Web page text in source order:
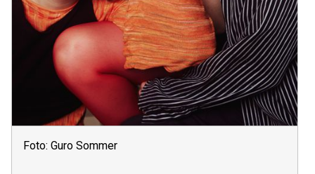
Foto: Guro Sommer